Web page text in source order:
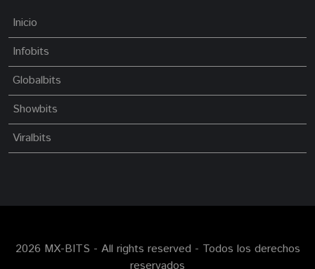
Inicio
Infobits
Globalbits
Showbits
Viralbits
2026 MX-BITS - All rights reserved - Todos los derechos
reservados